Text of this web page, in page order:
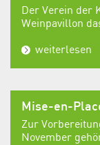
Der Verein der
Weinpavillon
weiterlesen
Mise-en-
Zur
November